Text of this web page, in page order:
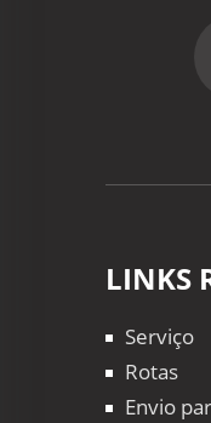
LINKS
Serviço
Rotas
Envio